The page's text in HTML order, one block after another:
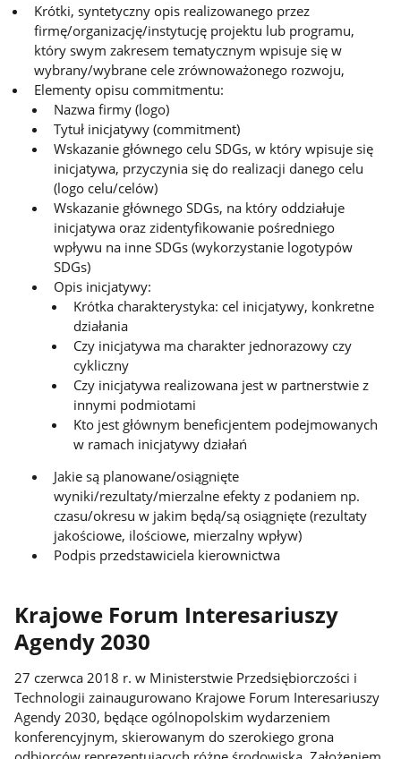
Krótki, syntetyczny opis realizowanego przez
firmę/organizację/instytucję projektu lub programu,
który swym zakresem tematycznym wpisuje się w
wybrany/wybrane cele zrównoważonego rozwoju,
Elementy opisu commitmentu:
Nazwa firmy (logo)
Tytuł inicjatywy (commitment)
Wskazanie głównego celu SDGs, w który wpisuje się
inicjatywa, przyczynia się do realizacji danego celu
(logo celu/celów)
Wskazanie głównego SDGs, na który oddziałuje
inicjatywa oraz zidentyfikowanie pośredniego
wpływu na inne SDGs (wykorzystanie logotypów
SDGs)
Opis inicjatywy:
Krótka charakterystyka: cel inicjatywy, konkretne
działania
Czy inicjatywa ma charakter jednorazowy czy
cykliczny
Czy inicjatywa realizowana jest w partnerstwie z
innymi podmiotami
Kto jest głównym beneficjentem podejmowanych
w ramach inicjatywy działań
Jakie są planowane/osiągnięte
wyniki/rezultaty/mierzalne efekty z podaniem np.
czasu/okresu w jakim będą/są osiągnięte (rezultaty
jakościowe, ilościowe, mierzalny wpływ)
Podpis przedstawiciela kierownictwa
Krajowe Forum Interesariuszy
Agendy 2030
27 czerwca 2018 r. w Ministerstwie Przedsiębiorczości i
Technologii zainaugurowano Krajowe Forum Interesariuszy
Agendy 2030, będące ogólnopolskim wydarzeniem
konferencyjnym, skierowanym do szerokiego grona